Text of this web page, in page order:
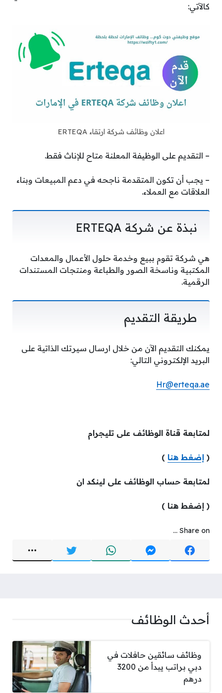
كالآتي:
اعلان وظائف شركة ارتقاء ERTEQA
– التقديم على الوظيفة المعلنة متاح للإناث فقط.
– يجب أن تكون المتقدمة ناجحه في دعم المبيعات وبناء
العلاقات مع العملاء.
نبذة عن شركة ERTEQA
هي شركة تقوم ببيع وخدمة حلول الأعمال والمعدات
المكتبية وناسخة الصور والطباعة ومنتجات المستندات
الرقمية.
طريقة التقديم
يمكنك التقديم الآن من خلال ارسال سيرتك الذاتية على
البريد الإلكتروني التالي:
Hr@erteqa.ae
لمتابعة قناة الوظائف على تليجرام
( إضغط هنا )
لمتابعة حساب الوظائف على لينكد ان
( إضغط هنا )
Share on ...
أحدث الوظائف
وظائف سائقين حافلات في
دبي براتب يبدأ من 3200
درهم